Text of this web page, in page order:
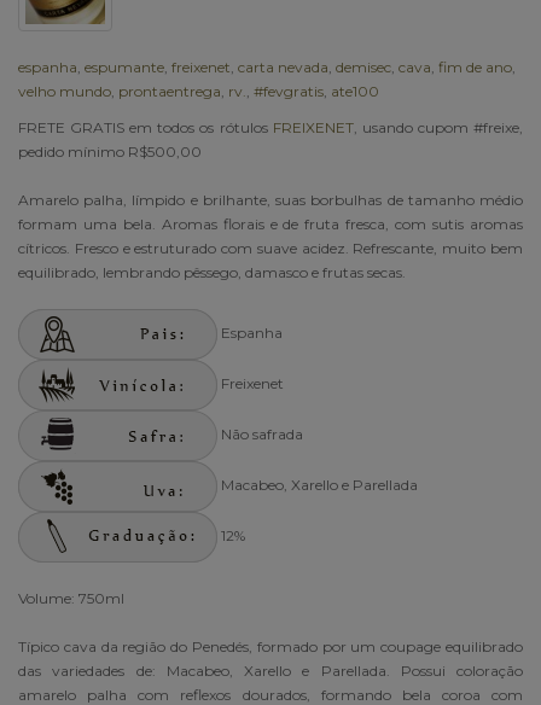
espanha espumante freixenet carta nevada demisec cava fim de ano
velho mundo prontaentrega rv. #fevgratis ate100
FRETE GRATIS em todos os rótulos FREIXENET, usando cupom #freixe,
pedido mínimo R$500,00
Amarelo palha, límpido e brilhante, suas borbulhas de tamanho médio
formam uma bela. Aromas florais e de fruta fresca, com sutis aromas
cítricos. Fresco e estruturado com suave acidez. Refrescante, muito bem
equilibrado, lembrando pêssego, damasco e frutas secas.
Espanha
Freixenet
Não safrada
Macabeo, Xarello e Parellada
12%
Volume: 750ml
Típico cava da região do Penedés, formado por um coupage equilibrado
das variedades de: Macabeo, Xarello e Parellada. Possui coloração
amarelo palha com reflexos dourados, formando bela coroa com